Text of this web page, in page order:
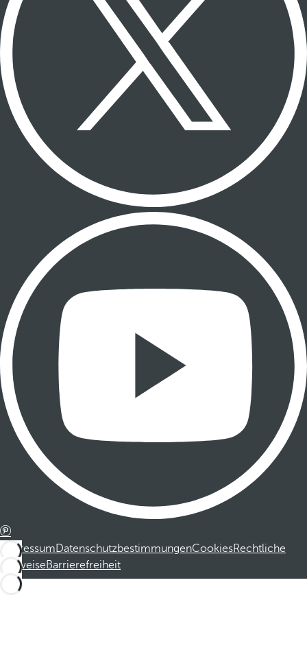
ImpressumDatenschutzbestimmungenCookiesRechtliche
HinweiseBarrierefreiheit